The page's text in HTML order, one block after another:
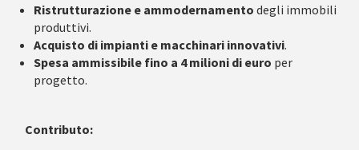
Ristrutturazione e ammodernamento degli immobili
produttivi.
Acquisto di impianti e macchinari innovativi.
Spesa ammissibile fino a 4 milioni di euro per
progetto.
Contributo: